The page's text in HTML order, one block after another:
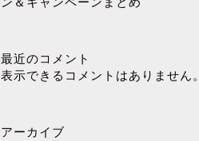
最近のコメント
表示できるコメントはありません。
アーカイブ